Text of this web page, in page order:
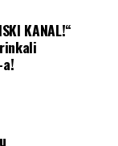
oštro
Milanović, koji
KANAL!“